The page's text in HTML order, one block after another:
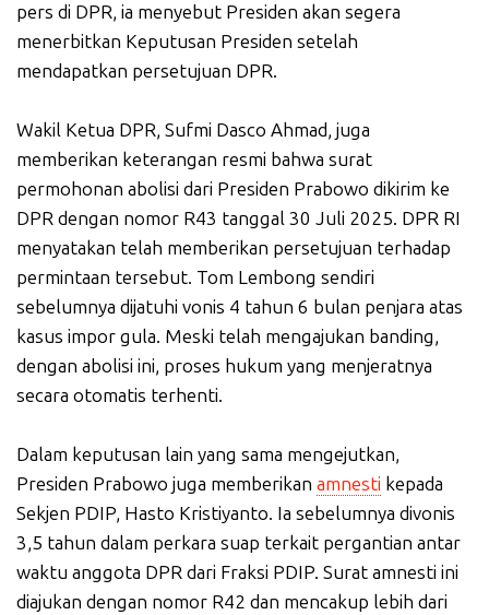
pers di DPR, ia menyebut Presiden akan segera
menerbitkan Keputusan Presiden setelah
mendapatkan persetujuan DPR.
Wakil Ketua DPR, Sufmi Dasco Ahmad, juga
memberikan keterangan resmi bahwa surat
permohonan abolisi dari Presiden Prabowo dikirim ke
DPR dengan nomor R43 tanggal 30 Juli 2025. DPR RI
menyatakan telah memberikan persetujuan terhadap
permintaan tersebut. Tom Lembong sendiri
sebelumnya dijatuhi vonis 4 tahun 6 bulan penjara atas
kasus impor gula. Meski telah mengajukan banding,
dengan abolisi ini, proses hukum yang menjeratnya
secara otomatis terhenti.
Dalam keputusan lain yang sama mengejutkan,
Presiden Prabowo juga memberikan amnesti kepada
Sekjen PDIP, Hasto Kristiyanto. Ia sebelumnya divonis
3,5 tahun dalam perkara suap terkait pergantian antar
waktu anggota DPR dari Fraksi PDIP. Surat amnesti ini
diajukan dengan nomor R42 dan mencakup lebih dari